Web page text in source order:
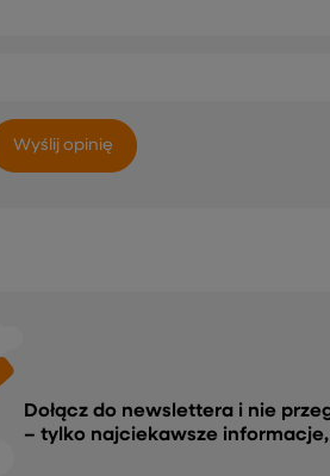
Wyślij opinię
Dołącz do newslettera i nie
– tylko najciekawsze